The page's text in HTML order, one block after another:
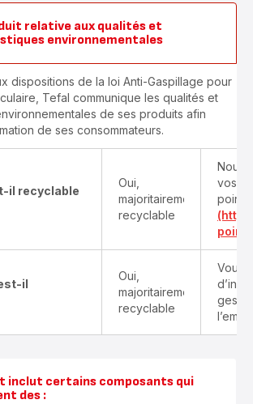
relative aux qualités et
environnementales
dispositions de la loi Anti-Gaspillage pour
Tefal communique les qualités et
de ses produits afin
de ses consommateurs.
il recyclable
Oui,
majoritairement
recyclable
Nous
vos
il
Oui,
majoritairement
recyclable
Vous
inclut certains composants qui
des :